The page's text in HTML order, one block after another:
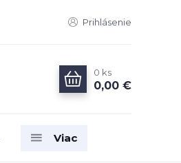
Prihlásenie
0 ks
0,00 €
Viac